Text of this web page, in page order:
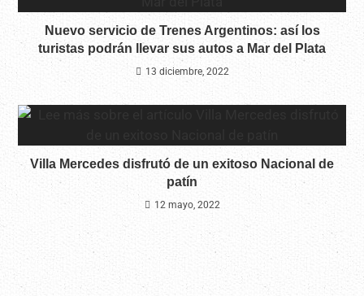
Nuevo servicio de Trenes Argentinos: así los
turistas podrán llevar sus autos a Mar del Plata
13 diciembre, 2022
Villa Mercedes disfrutó de un exitoso Nacional de
patín
12 mayo, 2022